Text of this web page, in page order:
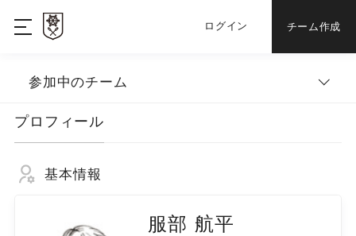
ログイン チーム作成
参加中のチーム
プロフィール
基本情報
服部 航平